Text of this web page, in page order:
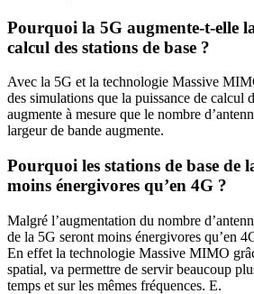
Pourquoi la 5G augmente-t-elle
calcul des stations de base ?
Avec la 5G et la technologie Massive
des simulations que la puissance de calcul
augmente à mesure que le nombre
largeur de bande augmente.
Pourquoi les stations de base de
moins énergivores qu’en 4G ?
Malgré l’augmentation du nombre
de la 5G seront moins énergivores qu’en
En effet la technologie Massive MIMO
spatial, va permettre de servir beaucoup
temps et sur les mêmes fréquences. E.